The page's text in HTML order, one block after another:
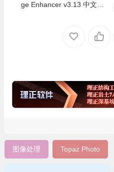
ge Enhancer v3.13 中文破
图像处理 Topaz Photo